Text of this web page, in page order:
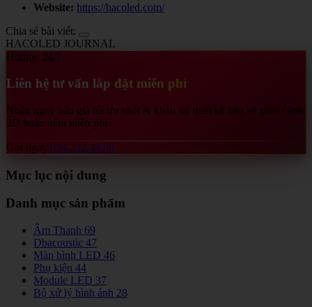
Website: https://hacoled.com/
Chia sẻ bài viết:
HACOLED JOURNAL
Hotline 24/7
Liên hệ tư vấn lắp đặt miễn phí
Nhận ngay báo giá tối ưu nhất & khảo sát thiết kế bản vẽ phối cảnh
3D hoàn toàn miễn phí.
Gọi ngay 034.232.44.88
Mục lục nội dung
Danh mục sản phẩm
Âm Thanh 69
Dbacoustic 47
Màn hình LED 46
Phụ kiện 44
Module LED 37
Bộ xử lý hình ảnh 28